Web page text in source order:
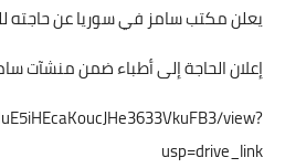
يعلن مكتب سامز في سوريا عن حاجته
إعلان الحاجة إلى أطباء ضمن منشآت
view?
usp=drive_link